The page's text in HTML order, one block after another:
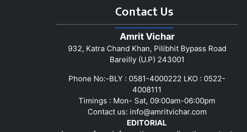
Contact Us
Amrit Vichar
932, Katra Chand Khan, Pilibhit Bypass Road
Bareilly (U.P) 243001
Phone No:-BLY : 0581-4000222 LKO : 0522-
4008111
Timings : Mon- Sat, 09:00am-06:00pm
Contact us: info@amritvichar.com
EDITORIAL